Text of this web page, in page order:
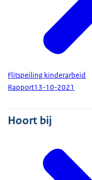
Flitspeiling kinderarbeid
Rapport13-10-2021
Hoort bij